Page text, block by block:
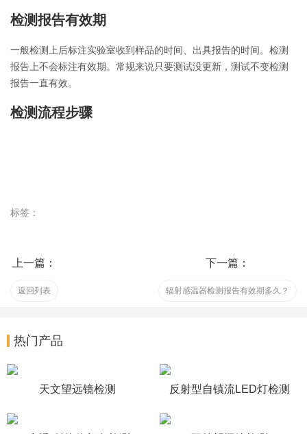
检测报告有效期
一般检测上后标注实验室收到样品的时间、出具报告的时间。检测
报告上不会标注有效期。常规来说只要测试没更新，测试不变检测
报告一直有效。
检测流程步骤
标签：
上一篇：
返回列表
下一篇：
辐射感温器检测报告有效期多久？
热门产品
天文望远镜检测 反射型自镇流LED灯检测